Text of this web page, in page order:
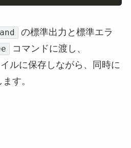
の標準出力と標準エラ
コマンドに渡し、
ルに保存しながら、同時に
す。